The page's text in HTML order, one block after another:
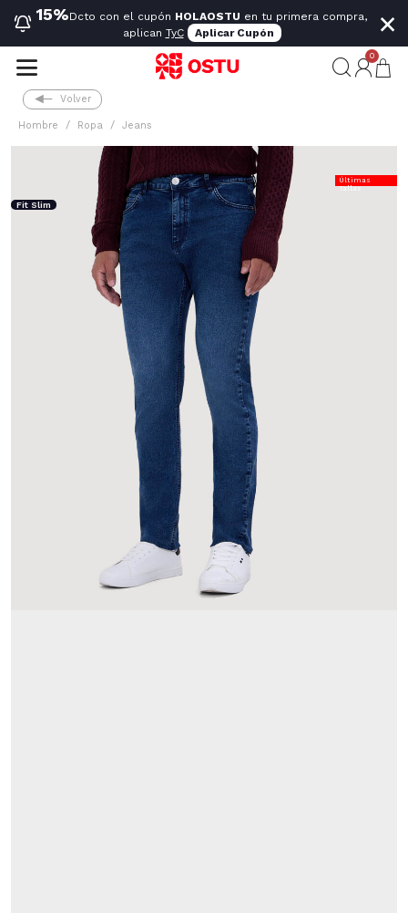
15%Dcto con el cupón HOLAOSTU en tu primera compra,
aplican TyC Aplicar Cupón ×
0
Volver
Hombre Ropa Jeans
Últimas
Tallas
Fit Slim